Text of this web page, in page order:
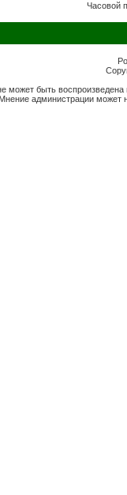
Часовой
может быть
Мнение администрации может